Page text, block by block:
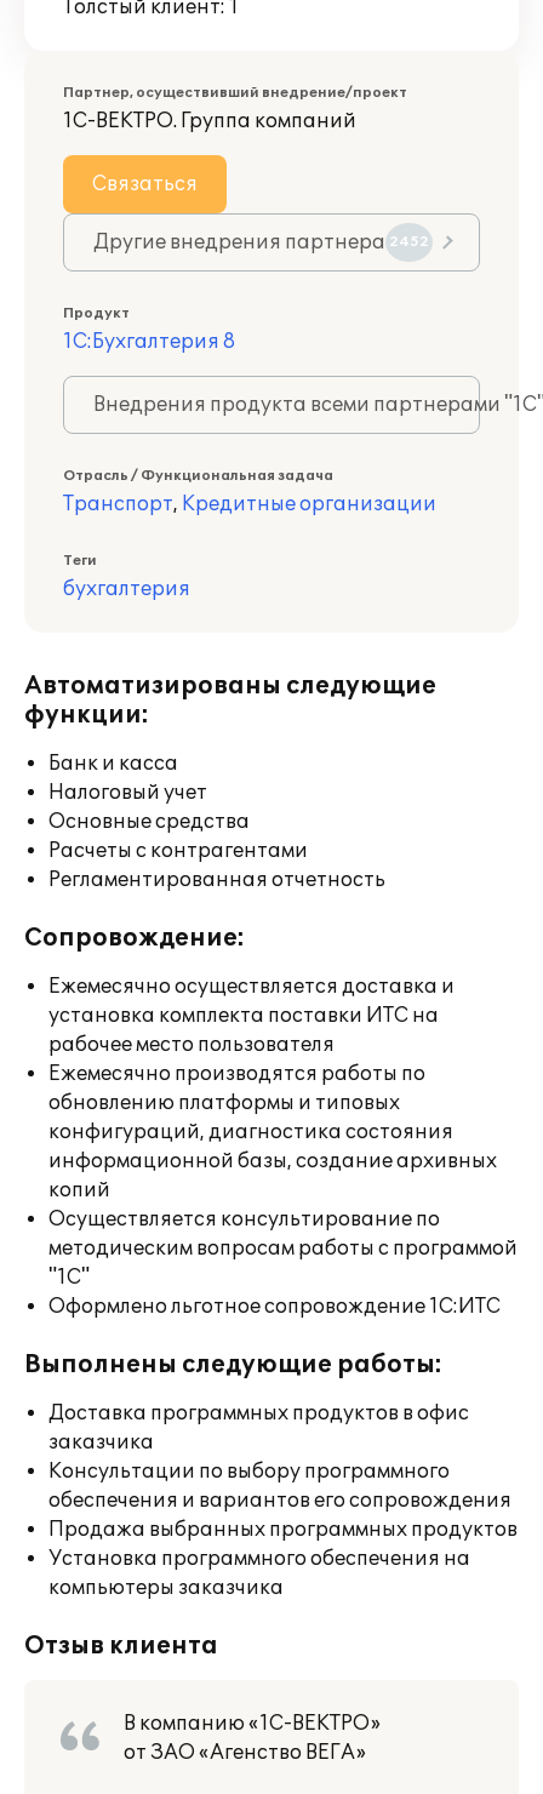
Толстый клиент: 1
Партнер, осуществивший внедрение/проект
1С-ВЕКТРО. Группа компаний
Связаться
Другие внедрения партнера 2452
Продукт
1С:Бухгалтерия 8
Внедрения продукта всеми партнерами
Отрасль / Функциональная задача
Транспорт, Кредитные организации
Теги
бухгалтерия
Автоматизированы следующие
функции:
Банк и касса
Налоговый учет
Основные средства
Расчеты с контрагентами
Регламентированная отчетность
Сопровождение:
Ежемесячно осуществляется доставка и
установка комплекта поставки ИТС на
рабочее место пользователя
Ежемесячно производятся работы по
обновлению платформы и типовых
конфигураций, диагностика состояния
информационной базы, создание архивных
копий
Осуществляется консультирование по
методическим вопросам работы с программой
"1С"
Оформлено льготное сопровождение 1С:ИТС
Выполнены следующие работы:
Доставка программных продуктов в офис
заказчика
Консультации по выбору программного
обеспечения и вариантов его сопровождения
Продажа выбранных программных продуктов
Установка программного обеспечения на
компьютеры заказчика
Отзыв клиента
В компанию «1С-ВЕКТРО»
от ЗАО «Агенство ВЕГА»